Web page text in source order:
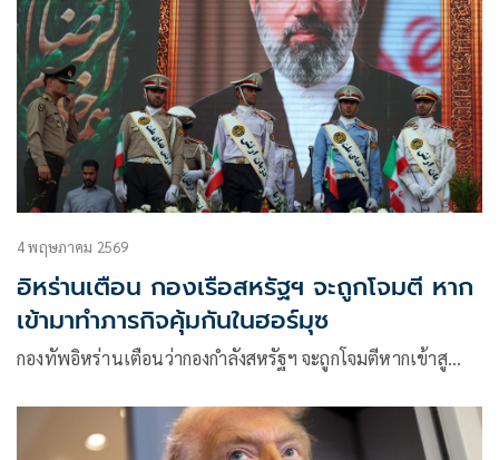
4 พฤษภาคม 2569
อิหร่านเตือน กองเรือสหรัฐฯ จะถูกโจมตี หาก
เข้ามาทำภารกิจคุ้มกันในฮอร์มุซ
กองทัพอิหร่านเตือนว่ากองกำลังสหรัฐฯ จะถูกโจมตีหากเข้าสู…